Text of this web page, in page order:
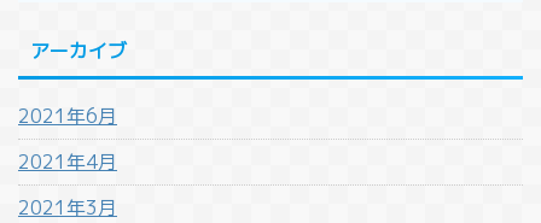
アーカイブ
2021年6月
2021年4月
2021年3月